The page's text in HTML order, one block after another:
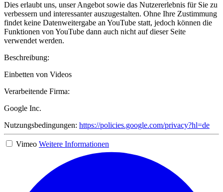
Dies erlaubt uns, unser Angebot sowie das Nutzererlebnis für Sie zu
verbessern und interessanter auszugestalten. Ohne Ihre Zustimmung
findet keine Datenweitergabe an YouTube statt, jedoch können die
Funktionen von YouTube dann auch nicht auf dieser Seite
verwendet werden.
Beschreibung:
Einbetten von Videos
Verarbeitende Firma:
Google Inc.
Nutzungsbedingungen: https://policies.google.com/privacy?hl=de
Vimeo Weitere Informationen